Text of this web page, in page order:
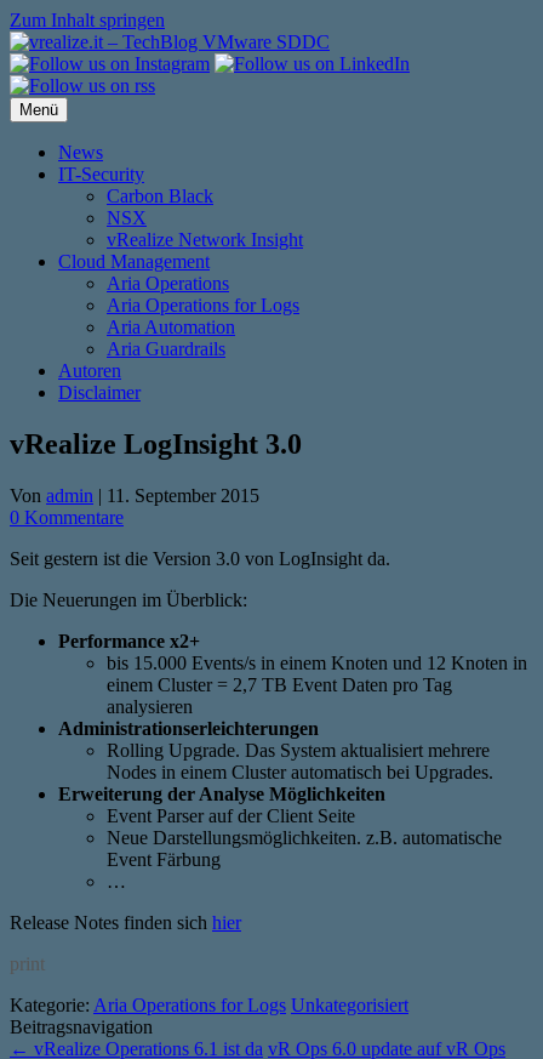
Zum Inhalt springen
Menü
News
IT-Security
Carbon Black
NSX
vRealize Network Insight
Cloud Management
Aria Operations
Aria Operations for Logs
Aria Automation
Aria Guardrails
Autoren
Disclaimer
vRealize LogInsight 3.0
Von admin | 11. September 2015
0 Kommentare
Seit gestern ist die Version 3.0 von LogInsight da.
Die Neuerungen im Überblick:
Performance x2+
bis 15.000 Events/s in einem Knoten und 12 Knoten in
einem Cluster = 2,7 TB Event Daten pro Tag
analysieren
Administrationserleichterungen
Rolling Upgrade. Das System aktualisiert mehrere
Nodes in einem Cluster automatisch bei Upgrades.
Erweiterung der Analyse Möglichkeiten
Event Parser auf der Client Seite
Neue Darstellungsmöglichkeiten. z.B. automatische
Event Färbung
…
Release Notes finden sich hier
print
Kategorie: Aria Operations for Logs Unkategorisiert
Beitragsnavigation
← vRealize Operations 6.1 ist da vR Ops 6.0 update auf vR Ops